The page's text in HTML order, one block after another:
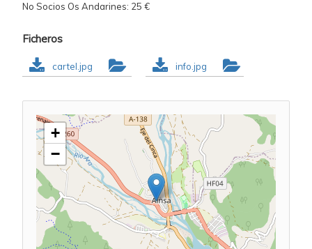
No Socios Os Andarines: 25 €
Ficheros
cartel.jpg info.jpg
+
−